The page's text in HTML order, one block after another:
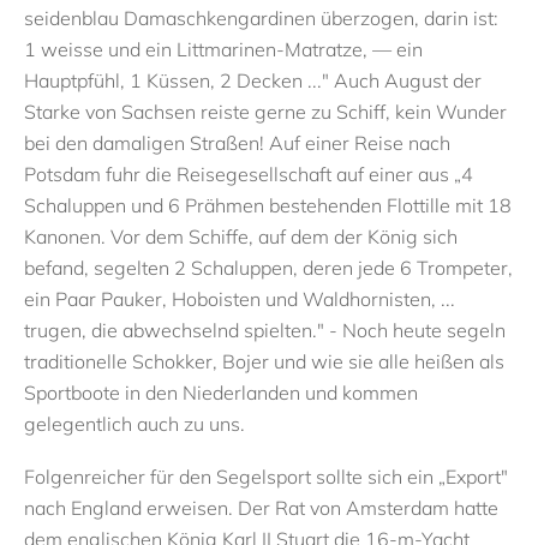
seidenblau Damaschkengardinen überzogen, darin ist:
1 weisse und ein Littmarinen-Matratze, — ein
Hauptpfühl, 1 Küssen, 2 Decken ..." Auch August der
Starke von Sachsen reiste gerne zu Schiff, kein Wunder
bei den damaligen Straßen! Auf einer Reise nach
Potsdam fuhr die Reisegesellschaft auf einer aus „4
Schaluppen und 6 Prähmen bestehenden Flottille mit 18
Kanonen. Vor dem Schiffe, auf dem der König sich
befand, segelten 2 Schaluppen, deren jede 6 Trompeter,
ein Paar Pauker, Hoboisten und Waldhornisten, ...
trugen, die abwechselnd spielten." - Noch heute segeln
traditionelle Schokker, Bojer und wie sie alle heißen als
Sportboote in den Niederlanden und kommen
gelegentlich auch zu uns.
Folgenreicher für den Segelsport sollte sich ein „Export"
nach England erweisen. Der Rat von Amsterdam hatte
dem englischen König Karl II Stuart die 16-m-Yacht